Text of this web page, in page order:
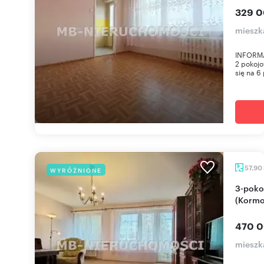
329
2
się na
WYRÓŻNIONE 57,90
3-pokojowe mieszkanie 58 m² w Olsztynie
470